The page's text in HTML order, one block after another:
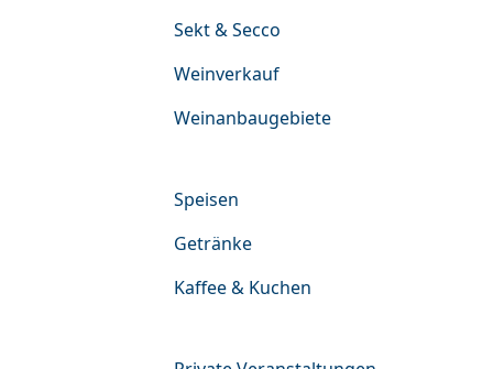
Sekt & Secco
Weinverkauf
Weinanbaugebiete
Speisen
Getränke
Kaffee & Kuchen